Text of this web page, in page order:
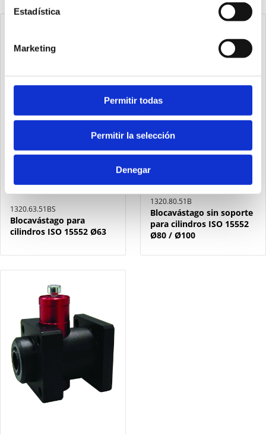
Estadística
Marketing
Permitir todas
Permitir la selección
Denegar
1320.63.51BS
Blocavástago para
cilindros ISO 15552 Ø63
1320.80.51B
Blocavástago sin soporte
para cilindros ISO 15552
Ø80 / Ø100